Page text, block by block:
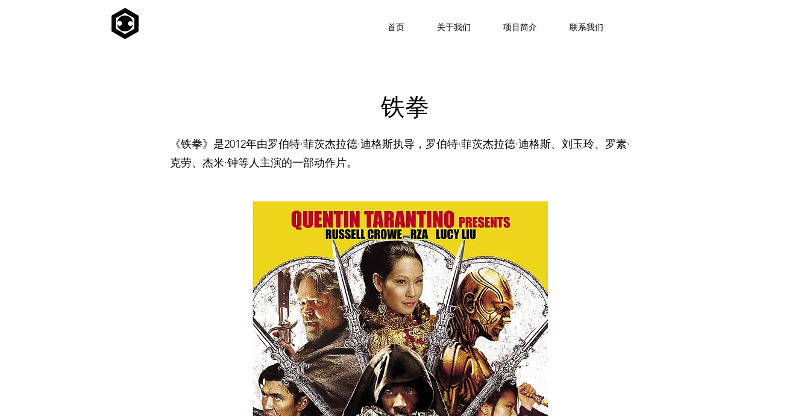
首页 关于我们 项目简介 联系我们
铁拳
《铁拳》是2012年由罗伯特·菲茨杰拉德·迪格斯执导， 罗伯特·菲茨杰拉德·迪格斯、 刘玉玲、 罗素·
克劳、 杰米·钟等人主演的一部动作片。